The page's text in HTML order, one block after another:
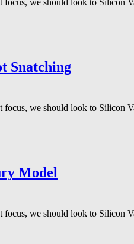
focus, we should look to Silicon
Snatching
focus, we should look to Silicon
Model
focus, we should look to Silicon